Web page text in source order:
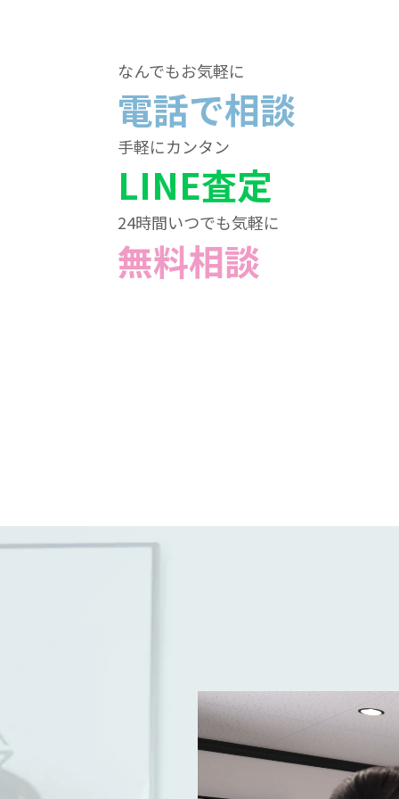
なんでもお気軽に
電話で相談
手軽にカンタン
LINE査定
24時間いつでも気軽に
無料相談